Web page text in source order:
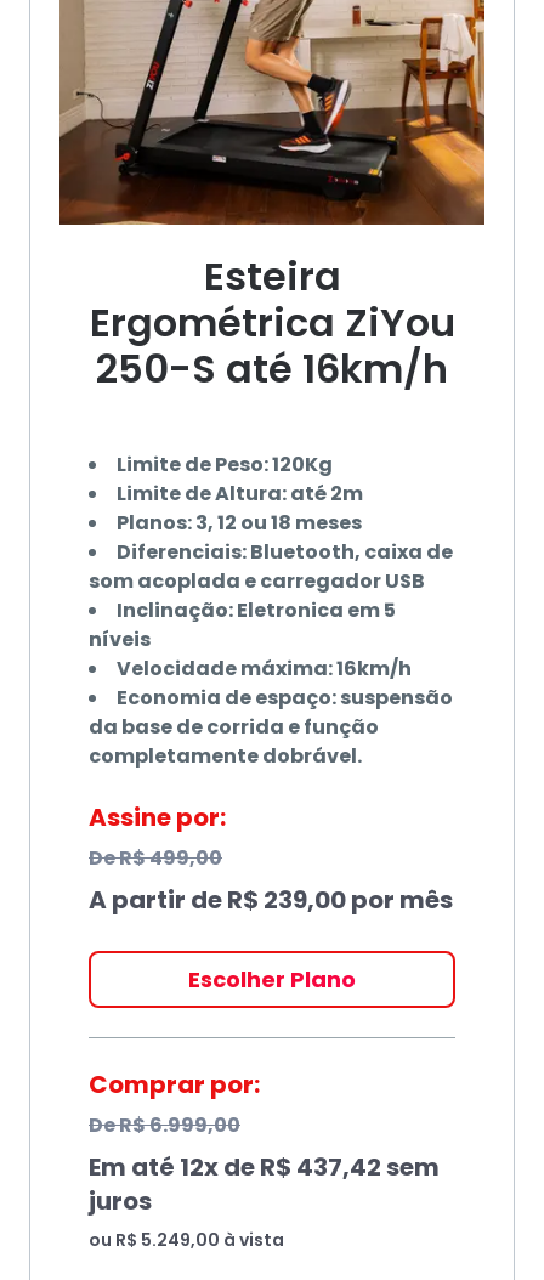
Esteira
Ergométrica ZiYou
250-S até 16km/h
Limite de Peso: 120Kg
Limite de Altura: até 2m
Planos: 3, 12 ou 18 meses
Diferenciais: Bluetooth, caixa de
som acoplada e carregador USB
Inclinação: Eletronica em 5
níveis
Velocidade máxima: 16km/h
Economia de espaço: suspensão
da base de corrida e função
completamente dobrável.
Assine por:
DeR$ 499,00
A partir deR$ 239,00por mês
Escolher Plano
Comprar por:
DeR$ 6.999,00
Em até 12x deR$ 437,42sem
juros
ou R$ 5.249,00 à vista